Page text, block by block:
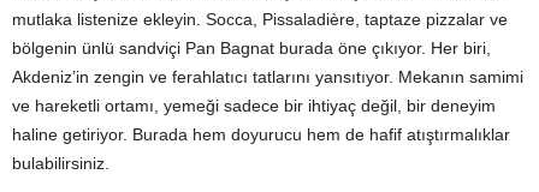
mutlaka listenize ekleyin. Socca, Pissaladière, taptaze pizzalar ve
bölgenin ünlü sandviçi Pan Bagnat burada öne çıkıyor. Her biri,
Akdeniz’in zengin ve ferahlatıcı tatlarını yansıtıyor. Mekanın samimi
ve hareketli ortamı, yemeği sadece bir ihtiyaç değil, bir deneyim
haline getiriyor. Burada hem doyurucu hem de hafif atıştırmalıklar
bulabilirsiniz.